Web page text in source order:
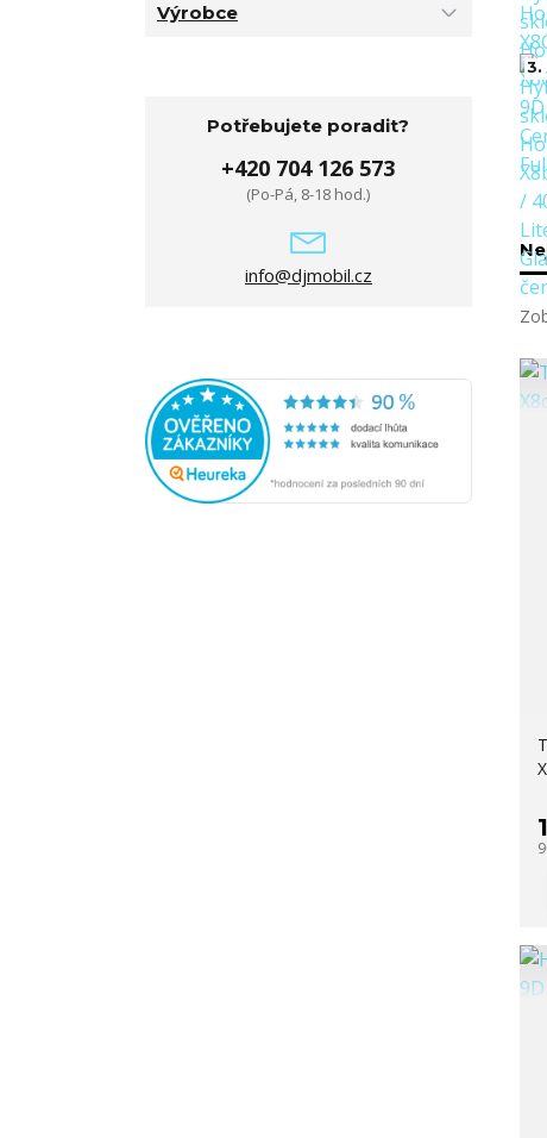
3.
Výrobce
Potřebujete poradit?
+420 704 126 573
(Po-Pá, 8-18 hod.)
info@djmobil.cz